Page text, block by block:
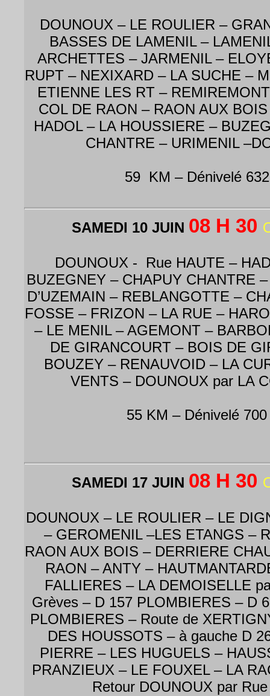
DOUNOUX – LE ROULIER –
BASSES DE LAMENIL –
ARCHETTES – JARMENIL –
RUPT – NEXIXARD – LA SUCHE –
ETIENNE LES RT –
COL DE RAON – RAON AUX
HADOL – LA HOUSSIERE –
CHANTRE – URIMENIL
59 KM – Dénivelé
SAMEDI 10 JUIN 08 H 30
DOUNOUX - Rue HAUTE –
BUZEGNEY – CHAPUY
D’UZEMAIN – REBLANGOTTE –
FOSSE – FRIZON – LA RUE –
– LE MENIL – AGEMONT –
DE GIRANCOURT – BOIS DE
BOUZEY – RENAUVOID – LA
VENTS – DOUNOUX par LA
55 KM – Dénivelé
SAMEDI 17 JUIN 08 H 30
DOUNOUX – LE ROULIER – LE
– GEROMENIL –LES ETANGS –
RAON AUX BOIS – DERRIERE
RAON – ANTY –
FALLIERES – LA DEMOISELLE
Grèves – D 157 PLOMBIERES – D
PLOMBIERES – Route de
DES HOUSSOTS – à gauche D
PIERRE – LES HUGUELS –
PRANZIEUX – LE FOUXEL – LA
Retour DOUNOUX par